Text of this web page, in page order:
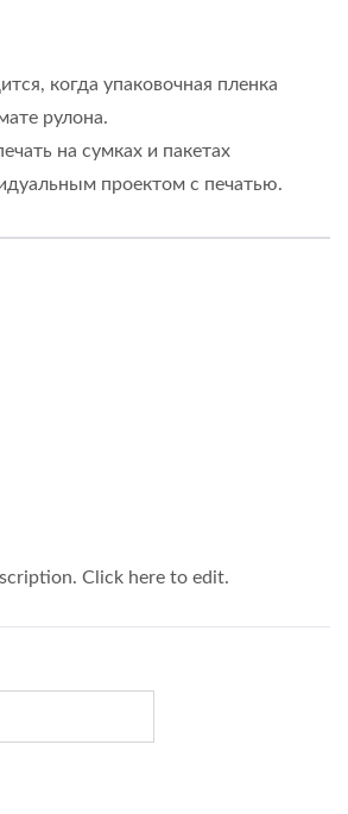
когда упаковочная пленка
рулона.
на сумках и пакетах
проектом с печатью.